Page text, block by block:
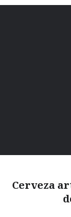
Cerveza